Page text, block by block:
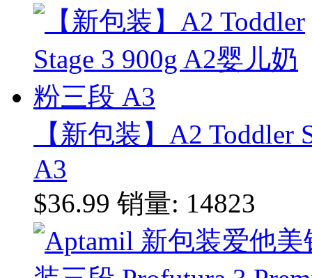
【新包装】A2 Toddler
A3
$36.99 销量: 14823